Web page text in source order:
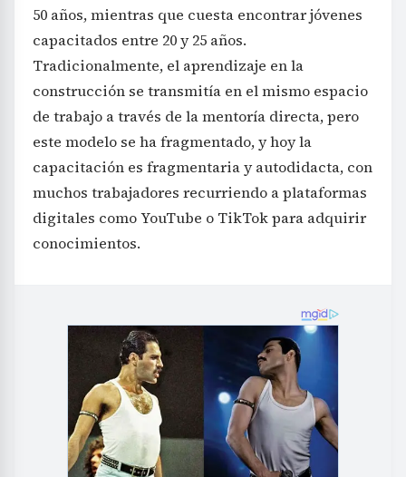
50 años, mientras que cuesta encontrar jóvenes
capacitados entre 20 y 25 años.
Tradicionalmente, el aprendizaje en la
construcción se transmitía en el mismo espacio
de trabajo a través de la mentoría directa, pero
este modelo se ha fragmentado, y hoy la
capacitación es fragmentaria y autodidacta, con
muchos trabajadores recurriendo a plataformas
digitales como YouTube o TikTok para adquirir
conocimientos.